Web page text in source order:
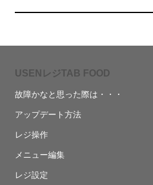
USENレジTAB FOOD
故障かなと思った際は・・・
アップデート方法
レジ操作
メニュー編集
レジ設定